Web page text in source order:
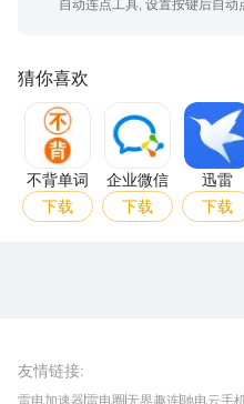
自动连点工具, 设置按键后自
猜你喜欢
不背单词
不背单词
下载
企业微信
企业微信
下载
迅
迅雷
下载
友情链接:
雷电加速器雷电圈无界趣连驰电云手